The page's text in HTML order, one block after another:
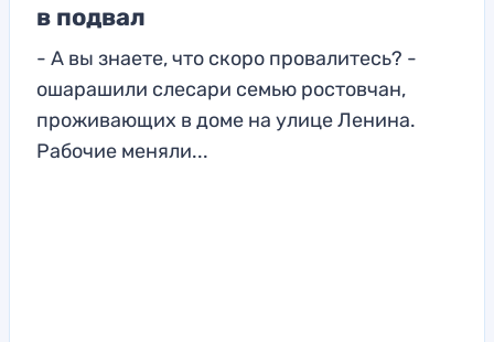
в подвал
- А вы знаете, что скоро провалитесь? -
ошарашили слесари семью ростовчан,
проживающих в доме на улице Ленина.
Рабочие меняли...